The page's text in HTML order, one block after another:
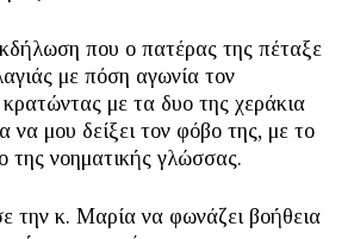
που ο πατέρας της πέταξε
με πόση αγωνία τον
με τα δυο της χεράκια
να μου δείξει τον φόβο της, με το
της νοηματικής γλώσσας.
την κ. Μαρία να φωνάζει βοήθεια